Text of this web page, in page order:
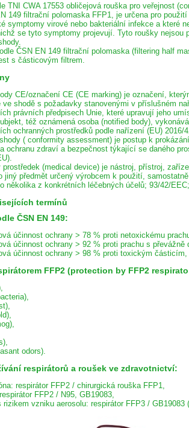
TNI CWA 17553 obličejová rouška pro veřejnost
149 filtrační polomaska FFP1, je určena pro
symptomy virové nebo bakteriální infekce a které
se tyto symptomy projevují. Tyto roušky nejsou
ČSN EN 149 filtrační polomaska (filtering half
s částicovým filtrem.
CE/označení CE (CE marking) je označení,
ve shodě s požadavky stanovenými v příslušném
právních předpisech Unie, které upravují jeho
též oznámená osoba (notified body),
ochranných prostředků podle nařízení (EU) 2016/
( conformity assessment) je postup k
ochranu zdraví a bezpečnost týkající se daného
prostředek (medical device) je nástroj, přístroj,
jiný předmět určený výrobcem k použití,
několika z konkrétních léčebných účelů; 93/42/
termínů
ČSN EN 149:
účinnost ochrany > 78 % proti netoxickému
účinnost ochrany > 92 % proti prachu s převážně
účinnost ochrany > 98 % proti toxickým
FFP2 (protection by FFP2
odors).
respirátorů a roušek ve zdravotnictví:
respirátor FFP2 / chirurgická rouška FFP1,
FFP2 / N95, GB19083,
rizikem vzniku aerosolu: respirátor FFP3 / GB19083